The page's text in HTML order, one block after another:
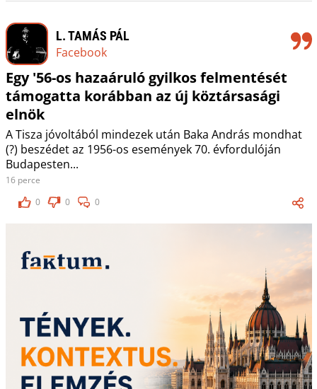
L. TAMÁS PÁL
Facebook
Egy '56-os hazaáruló gyilkos felmentését
támogatta korábban az új köztársasági
elnök
A Tisza jóvoltából mindezek után Baka András mondhat
(?) beszédet az 1956-os események 70. évfordulóján
Budapesten...
16 perce
0
0 0